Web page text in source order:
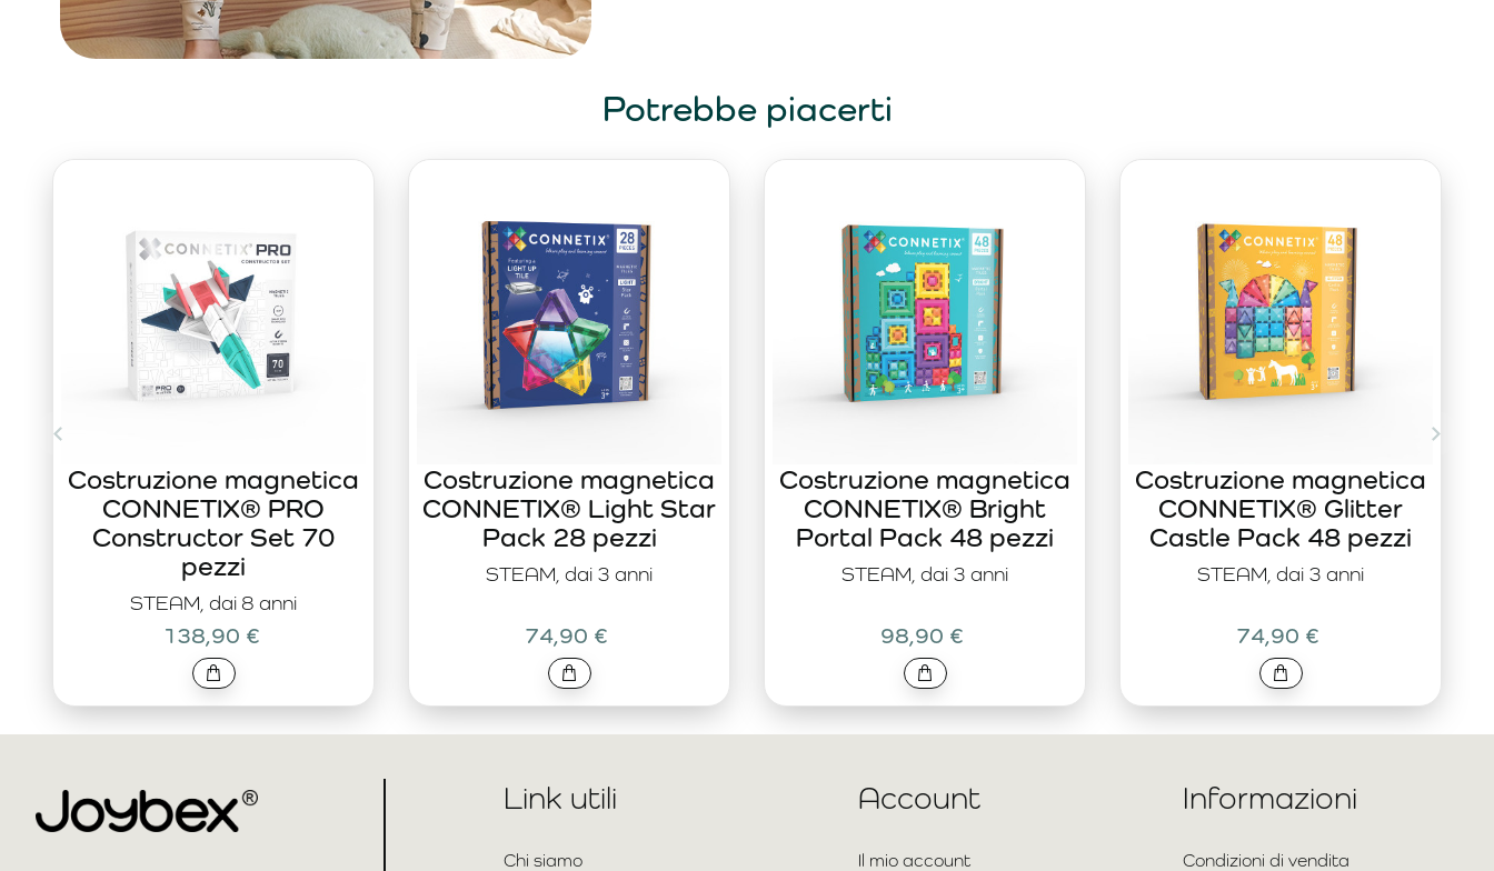
Potrebbe piacerti
STEAM, dai 8 anni
Costruzione magnetica
CONNETIX® PRO
Constructor Set 70
pezzi
138,90 €
STEAM, dai 3 anni
Costruzione magnetica
CONNETIX® Light Star
Pack 28 pezzi
74,90 €
STEAM, dai 3 anni
Costruzione magnetica
CONNETIX® Bright
Portal Pack 48 pezzi
98,90 €
STEAM, dai 3 anni
Costruzione magnetica
CONNETIX® Glitter
Castle Pack 48 pezzi
74,90 €
Link utili
Chi siamo
Account
Il mio account
Informazioni
Condizioni di vendita